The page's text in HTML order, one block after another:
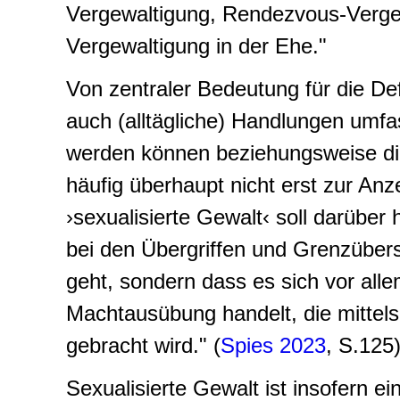
Vergewaltigung, Rendezvous-
Vergewaltigung in der Ehe."
Von zentraler Bedeutung für die
auch (alltägliche) Handlungen
werden können beziehungsweise
häufig überhaupt nicht erst zur
›sexualisierte Gewalt‹ soll
bei den Übergriffen und
geht, sondern dass es sich vor
Machtausübung handelt, die
gebracht wird." (Spies 2023, S.125)
Sexualisierte Gewalt ist insofern